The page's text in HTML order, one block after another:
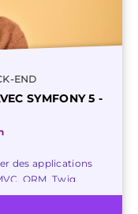
END
SYMFONY 5 -
des applications
ORM, Twig,
astuces.